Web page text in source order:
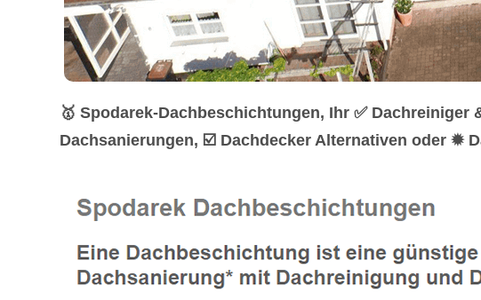
🥇 Spodarek-Dachbeschichtungen, Ihr ✅
Dachsanierungen, ☑️ Dachdecker Alternativen oder